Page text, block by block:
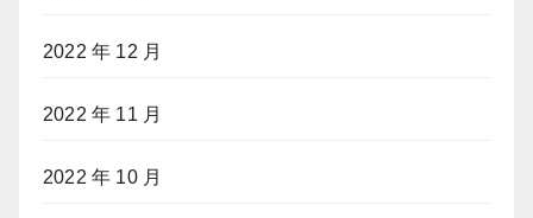
2022 年 12 月
2022 年 11 月
2022 年 10 月